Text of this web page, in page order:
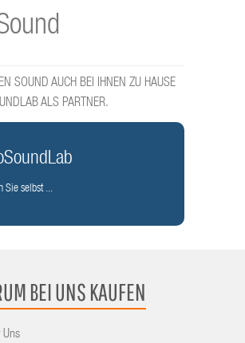
SOUND AUCH BEI IHNEN ZU HAUSE
ALS PARTNER.
Sie selbst ...
BEI UNS KAUFEN
Uns